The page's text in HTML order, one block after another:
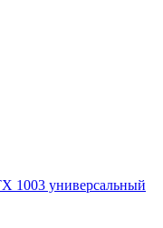
1003 универсальный